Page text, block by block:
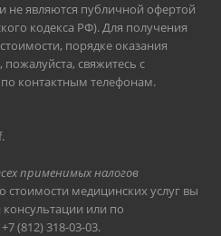
являются публичной офертой
кодекса РФ). Для получения
порядке оказания
свяжитесь с
контактным телефонам.
.
применимых налогов
медицинских услуг вы
или по
+7 (812) 318-03-03.